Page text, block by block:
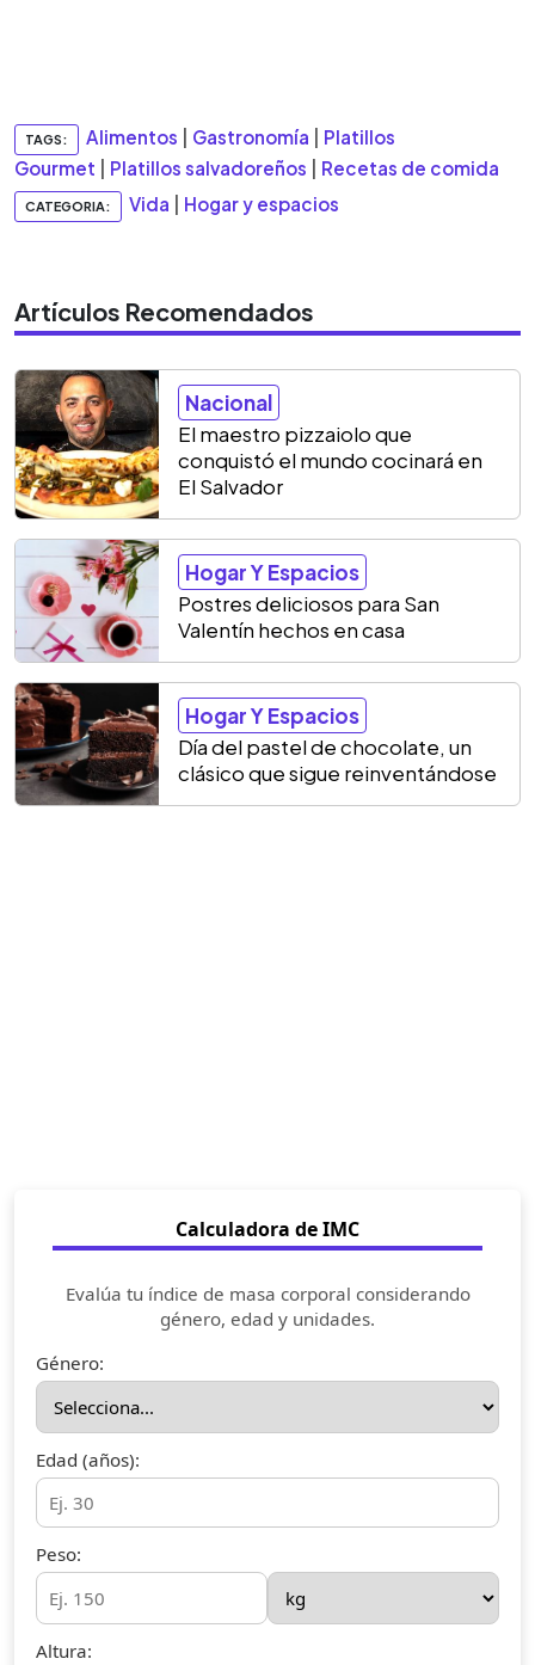
TAGS: Alimentos Gastronomía
Platillos
Gourmet
Platillos salvadoreños Recetas de comida
CATEGORIA: Vida Hogar y espacios
Artículos Recomendados
Nacional
El maestro pizzaiolo que
conquistó el mundo cocinará en
El Salvador
Hogar Y Espacios
Postres deliciosos para San
Valentín hechos en casa
Hogar Y Espacios
Día del pastel de chocolate, un
clásico que sigue reinventándose
Calculadora de IMC
Evalúa tu índice de masa corporal considerando
género, edad y unidades.
Género:
Edad (años):
Peso:
Altura: